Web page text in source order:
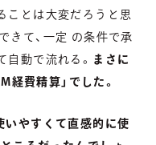
ことは大変だろうと思
きて、一定 の条件で承
自動で流れる。
まさに
経費精算」でした。
やすくて直感的に使